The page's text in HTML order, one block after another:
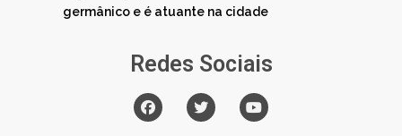
germânico e é atuante na cidade
Redes Sociais